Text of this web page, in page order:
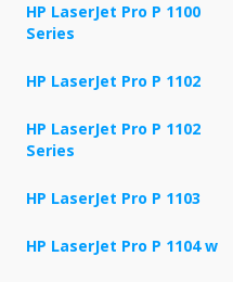
HP LaserJet Pro P 1100
Series
HP LaserJet Pro P 1102
HP LaserJet Pro P 1102
Series
HP LaserJet Pro P 1103
HP LaserJet Pro P 1104 w